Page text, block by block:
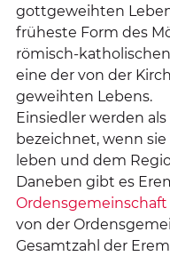
gottgeweihten
früheste Form des
römisch-
eine der von der
geweihten Lebens.
Einsiedler werden als
bezeichnet, wenn
leben und dem
Daneben gibt es
Ordensgemeinschaft
von der
Gesamtzahl der